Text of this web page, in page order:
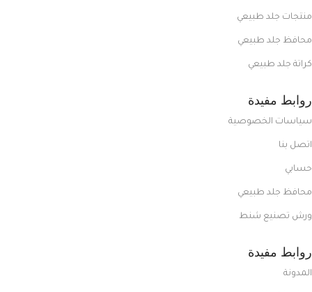
منتجات جلد طبيعي
محافظ جلد طبيعي
كراتة جلد طبيعي
روابط مفيدة
سياسات الخصوصية
اتصل بنا
حسابي
محافظ جلد طبيعي
ورش تصنيع شنط
روابط مفيدة
المدونة